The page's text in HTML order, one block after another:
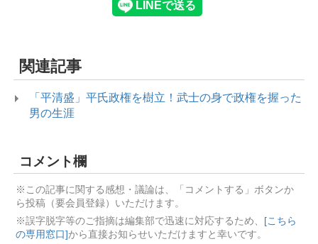
関連記事
「平清盛」平氏政権を樹立！武士の身で政権を握った
男の生涯
コメント欄
※この記事に関する感想・議論は、「コメントする」ボタンか
ら投稿（要会員登録）いただけます。
※誤字脱字等のご指摘は編集部で迅速に対応するため、
[こちら
の専用窓口]から直接お知らせいただけますと幸いです。